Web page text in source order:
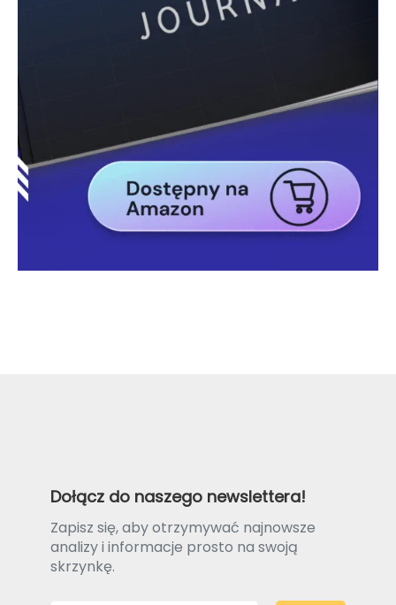
Dołącz do naszego newslettera!
Zapisz się, aby otrzymywać najnowsze
analizy i informacje prosto na swoją
skrzynkę.